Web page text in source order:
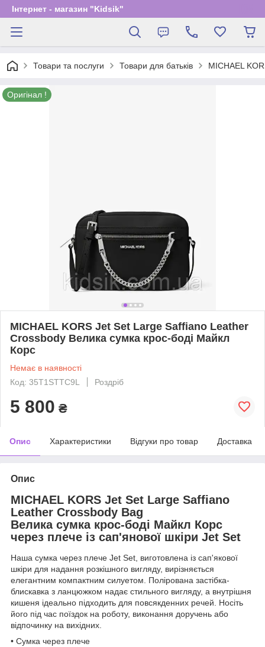
Інтернет - магазин "Kidsik"
Товари та послуги Товари для батьків MICHAEL
Оригінал !
MICHAEL KORS Jet Set Large Saffiano Leather
Crossbody Велика сумка крос-боді Майкл
Корс
Немає в наявності
Код: 35T1STTC9L
Роздріб
5 800 ₴
Опис Характеристики Відгуки про товар Доставка
Опис
MICHAEL KORS Jet Set Large Saffiano
Leather Crossbody Bag
Велика сумка крос-боді Майкл Корс
через плече із сап'янової шкіри Jet Set
Наша сумка через плече Jet Set, виготовлена із сап'якової
шкіри для надання розкішного вигляду, вирізняється
елегантним компактним силуетом. Полірована застібка-
блискавка з ланцюжком надає стильного вигляду, а внутрішня
кишеня ідеально підходить для повсякденних речей. Носіть
його під час поїздок на роботу, виконання доручень або
відпочинку на вихідних.
• Сумка через плече